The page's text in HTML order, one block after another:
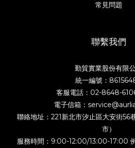
常見問題
聯繫我們
勤貿實業股份有限
統一編號：
客服電話：02-8648-
電子信箱：
聯絡地址：221新北市汐止區大安街56
市）
服務時間：9:00-12:00/13:00-17:00